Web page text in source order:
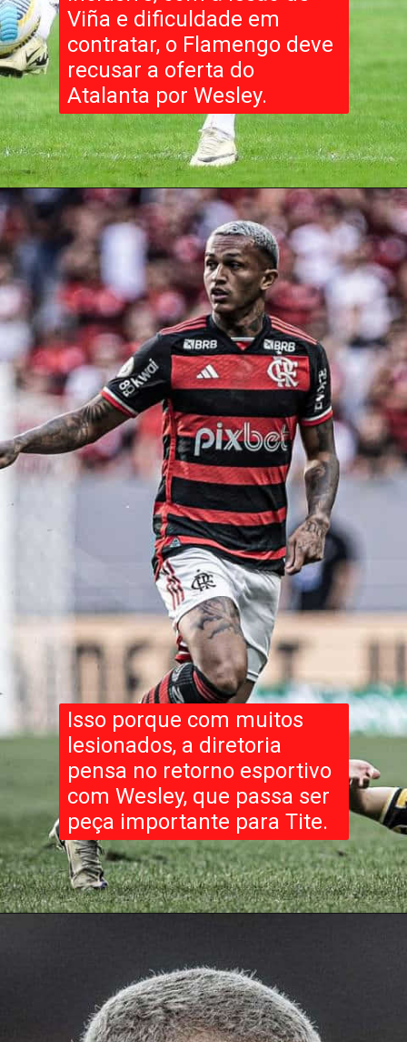
Viña e dificuldade em
contratar, o Flamengo deve
recusar a oferta do
Atalanta por Wesley.
Isso porque com muitos
lesionados, a diretoria
pensa no retorno esportivo
com Wesley, que passa ser
peça importante para Tite.